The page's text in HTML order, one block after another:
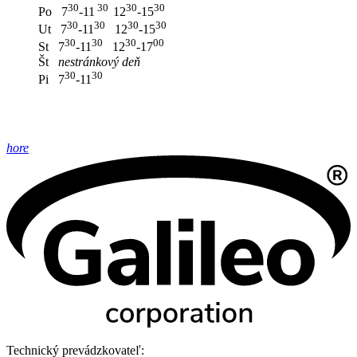
Po 730-11 30 1230-1530
Ut 730-11 30 1230-1530
St 730-1130 1230-1700
Št nestránkový deň
Pi 730-11 30
hore
Technický prevádzkovateľ: